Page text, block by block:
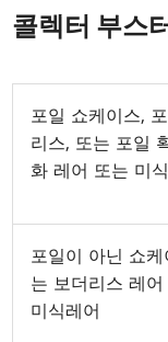
콜렉터 부스
포일 쇼케이스,
리스, 또는 포일
화 레어 또는 미
포일이 아닌 쇼
는 보더리스 레어
미식레어